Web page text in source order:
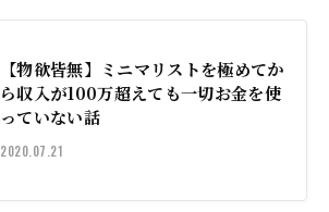
【物欲皆無】ミニマリストを極めてか
ら収入が100万超えても一切お金を使
っていない話
2020.07.21